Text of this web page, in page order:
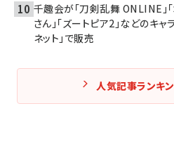
千趣会が「刀剣乱舞 ONLINE」
さん」「ズートピア2」などのキ
ネット」で販売
人気記事ランキ